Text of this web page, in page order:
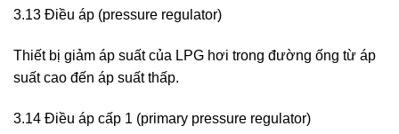
3.13 Điều áp (pressure regulator)
Thiết bị giảm áp suất của LPG hơi trong đường ống từ áp
suất cao đến áp suất thấp.
3.14 Điều áp cấp 1 (primary pressure regulator)